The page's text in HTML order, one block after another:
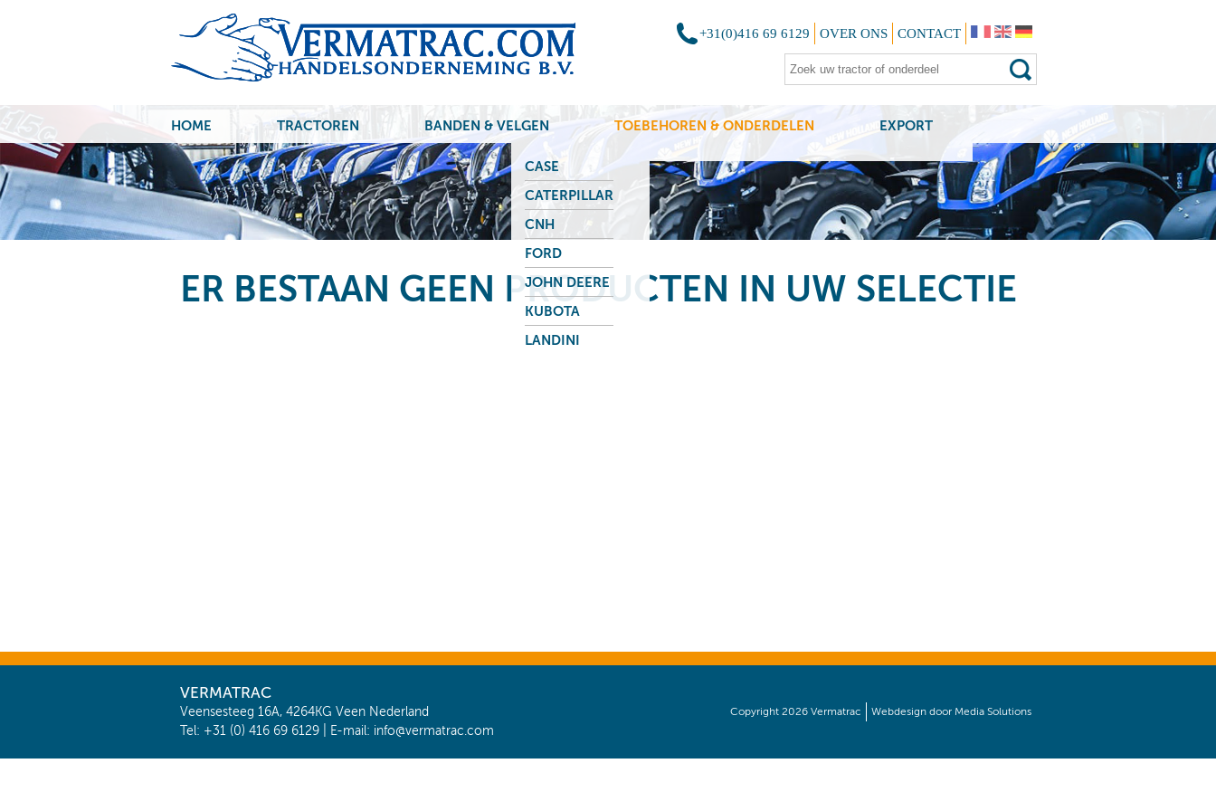
+31(0)416 69 6129 OVER ONS CONTACT
HOME TRACTOREN BANDEN & VELGEN TOEBEHOREN & ONDERDELEN EXPORT
CASE
CATERPILLAR
CNH
FORD
JOHN DEERE
KUBOTA
LANDINI
ER BESTAAN GEEN PRODUCTEN IN UW SELECTIE
VERMATRAC
Veensesteeg 16A, 4264KG Veen Nederland
Tel: +31 (0) 416 69 6129 | E-mail: info@vermatrac.com
Webdesign door Media Solutions
Copyright 2026 Vermatrac